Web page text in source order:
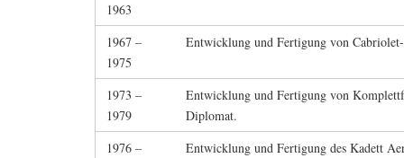
1963
1967 –
1975
Entwicklung und Fertigung von
1973 –
1979
Entwicklung und Fertigung von
Diplomat.
1976 –
Entwicklung und Fertigung des Kadett